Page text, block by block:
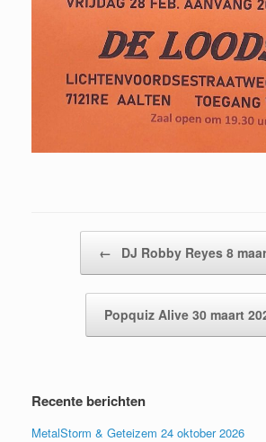
← DJ Robby Reyes 8
Popquiz Alive 30 maart
Recente berichten
MetalStorm & Geteizem 24 oktober 2026